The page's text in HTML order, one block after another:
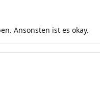
Ansonsten ist es okay.